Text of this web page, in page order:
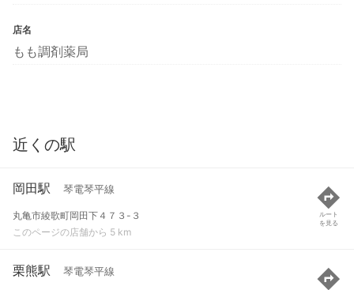
店名
もも調剤薬局
近くの駅
岡田駅 琴電琴平線
丸亀市綾歌町岡田下４７３-３
このページの店舗から 5 km
ルート
を見る
栗熊駅 琴電琴平線